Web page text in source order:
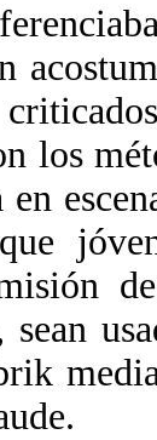
los
en
sean